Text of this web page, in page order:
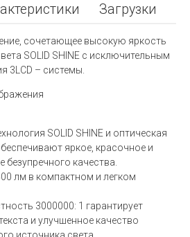
Загрузки
сочетающее высокую яркость
SOLID SHINE с исключительным
3LCD – системы.
SOLID SHINE и оптическая
яркое, красочное и
качества.
лм в компактном и легком
3000000: 1 гарантирует
и улучшенное качество
источника света.